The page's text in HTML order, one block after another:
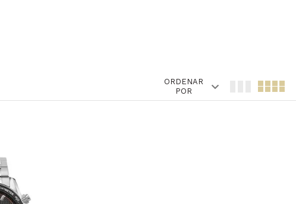
ORDENAR
POR